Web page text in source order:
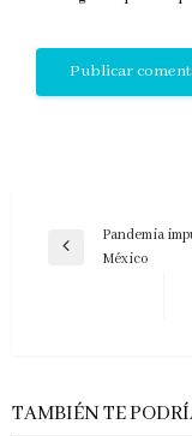
Navegación
Entrada
Pandemia
México
TAMBIÉN TE